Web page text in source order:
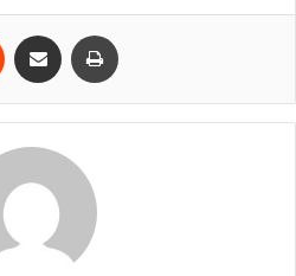
Reddit Partager par email